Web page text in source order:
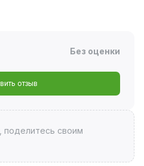
Без оценки
отзыв
своим